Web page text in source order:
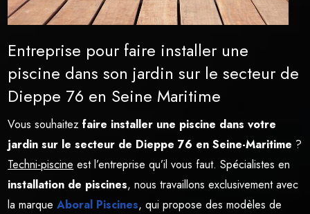
Entreprise pour faire installer une
piscine dans son jardin sur le secteur de
Dieppe 76 en Seine Maritime
Vous souhaitezfaire installer une piscine dans votre
jardin sur le secteur de Dieppe 76 en Seine-Maritime ?
Techni-piscine est l’entreprise qu’il vous faut. Spécialistes en
installation de piscines, nous travaillons exclusivement avec
la marqueAboral Piscines, qui propose des modèles de